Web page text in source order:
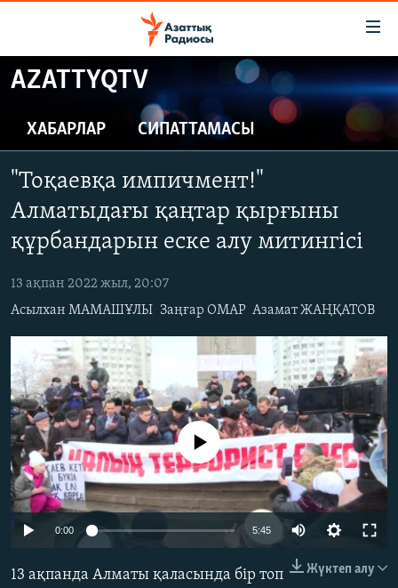
Skip
to
content
main
Navigation
Skip
Search
ЖАҢАЛЫҚТАР
САЯСАТ
ҚАҢТАР ОҚИҒАСЫ
АДАМ ҚҰҚЫҚТАРЫ
ӘЛЕУМЕТ
ӘЛЕМ
АРНАЙЫ ЖОБАЛАР
Русский
ЖАЗЫЛЫҢЫЗ
Басқа тілдерде
AZATTYQTV
ХАБАРЛАР СИПАТТАМАСЫ
"Тоқаевқа импичмент!"
Алматыдағы қаңтар қырғыны
құрбандарын еске алу митингісі
13 ақпан 2022 жыл, 20:07
Асылхан МАМАШҰЛЫ Заңғар ОМАР Азамат ЖАҢҚАТОВ
No media source currently available
0:00 5:45
Жүктеп алу
13 ақпанда Алматы қаласында бір топ